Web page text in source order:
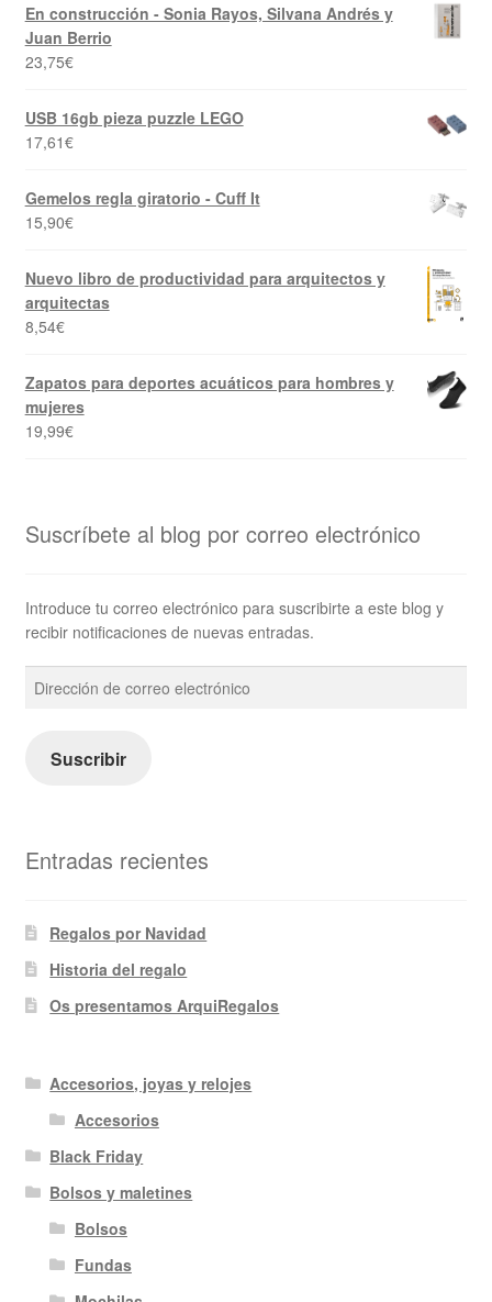
En construcción - Sonia Rayos, Silvana Andrés y
Juan Berrio
23,75€
USB 16gb pieza puzzle LEGO
17,61€
Gemelos regla giratorio - Cuff It
15,90€
Nuevo libro de productividad para arquitectos y
arquitectas
8,54€
Zapatos para deportes acuáticos para hombres y
mujeres
19,99€
Suscríbete al blog por correo electrónico
Introduce tu correo electrónico para suscribirte a este blog y
recibir notificaciones de nuevas entradas.
Dirección
de
electrónico
Suscribir
Entradas recientes
Regalos por Navidad
Historia del regalo
Os presentamos ArquiRegalos
Accesorios, joyas y relojes
Accesorios
Black Friday
Bolsos y maletines
Bolsos
Fundas